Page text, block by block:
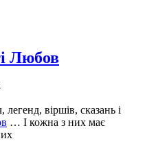
Любов
віршів, сказань і
… І кожна з них має